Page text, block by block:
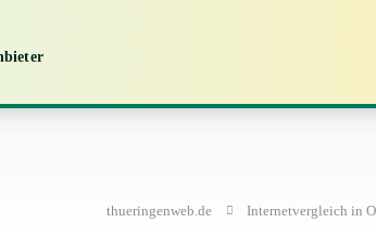
thueringenweb.de Internetvergleich in